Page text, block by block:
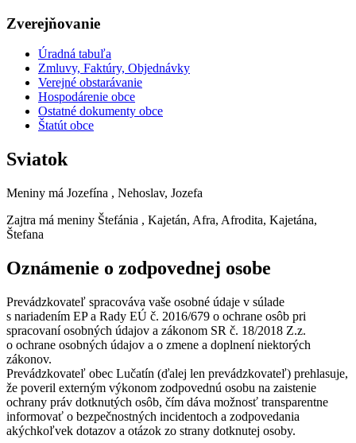
Zverejňovanie
Úradná tabuľa
Zmluvy, Faktúry, Objednávky
Verejné obstarávanie
Hospodárenie obce
Ostatné dokumenty obce
Štatút obce
Sviatok
Meniny má Jozefína , Nehoslav, Jozefa
Zajtra má meniny Štefánia , Kajetán, Afra, Afrodita, Kajetána,
Štefana
Oznámenie o zodpovednej osobe
Prevádzkovateľ spracováva vaše osobné údaje v súlade
s nariadením EP a Rady EÚ č. 2016/679 o ochrane osôb pri
spracovaní osobných údajov a zákonom SR č. 18/2018 Z.z.
o ochrane osobných údajov a o zmene a doplnení niektorých
zákonov.
Prevádzkovateľ obec Lučatín (ďalej len prevádzkovateľ) prehlasuje,
že poveril externým výkonom zodpovednú osobu na zaistenie
ochrany práv dotknutých osôb, čím dáva možnosť transparentne
informovať o bezpečnostných incidentoch a zodpovedania
akýchkoľvek dotazov a otázok zo strany dotknutej osoby.